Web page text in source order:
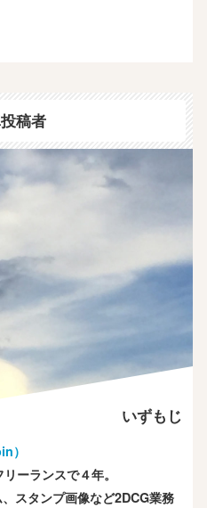
稿者
いずもじ
）
ーランスで４年。
スタンプ画像など2DCG業務